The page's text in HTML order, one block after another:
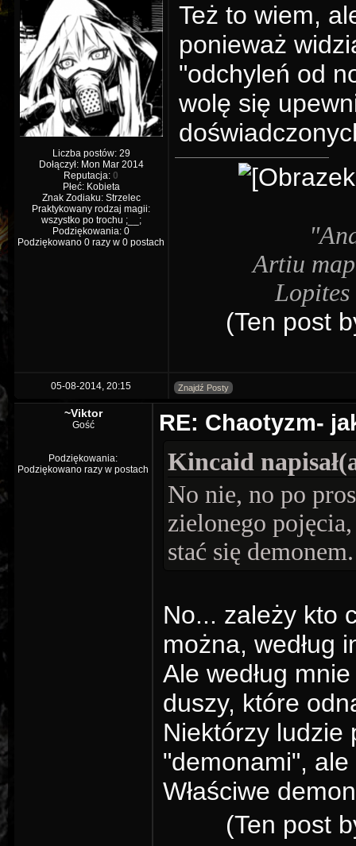
Liczba postów: 29
Dołączył: Mon Mar 2014
Reputacja: 0
Płeć: Kobieta
Znak Zodiaku: Strzelec
Praktykowany rodzaj magii:
wszystko po trochu ;__;
Podziękowania: 0
Podziękowano 0 razy w 0 postach
Też to wiem,
ponieważ
"odchyleń od
wolę się
Artiu
(Ten post
05-08-2014, 20:15 Znajdź Posty
~Viktor
Gość
Podziękowania:
Podziękowano razy w postach
RE: Chaotyzm-
Kincaid
No nie, no po
zielonego
stać się
No... zależy kto
można, według
Ale według
duszy, które
Niektórzy ludzie
"demonami", ale
Właściwe
(Ten post